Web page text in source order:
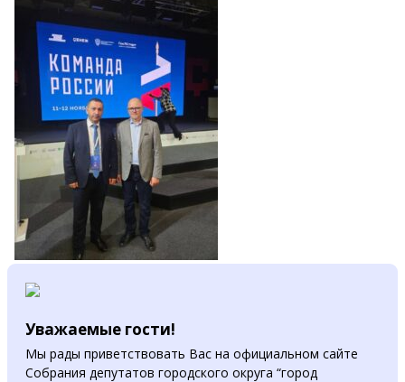
Уважаемые гости!
Мы рады приветствовать Вас на официальном сайте
Собрания депутатов городского округа “город